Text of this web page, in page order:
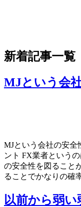
新着記事一覧
MJという会
MJという会社の安全
ント FX業者という
の安全性を図ること
ることでかなりの確
以前から弱